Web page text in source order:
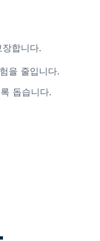
합니다.
을 줄입니다.
돕습니다.